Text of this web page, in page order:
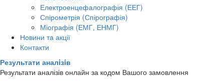
Електроенцефалографія (ЕЕГ)
Спірометрія (Спірографія)
Міографія (ЕМГ, ЕНМГ)
Новини та акції
Контакти
Результати аналiзiв
Результати аналізів онлайн за кодом Вашого замовлення